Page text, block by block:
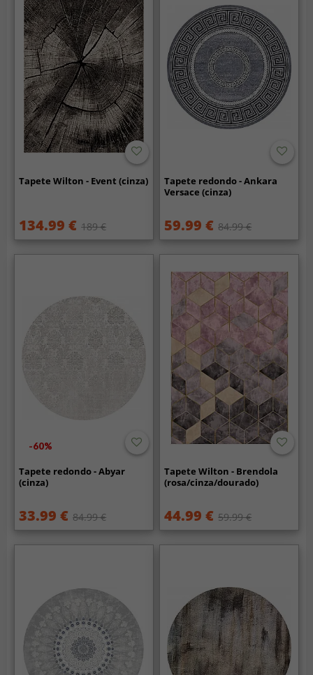
Tapete Wilton - Event (cinza)
134.99 € 189 €
Tapete redondo - Ankara
Versace (cinza)
59.99 € 84.99 €
-60%
Tapete redondo - Abyar
(cinza)
33.99 € 84.99 €
Tapete Wilton - Brendola
(rosa/cinza/dourado)
44.99 € 59.99 €